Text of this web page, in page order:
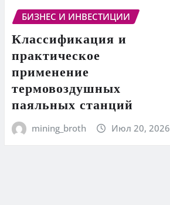
БИЗНЕС И ИНВЕСТИЦИИ
Классификация и
практическое
применение
термовоздушных
паяльных станций
mining_broth Июл 20, 2026